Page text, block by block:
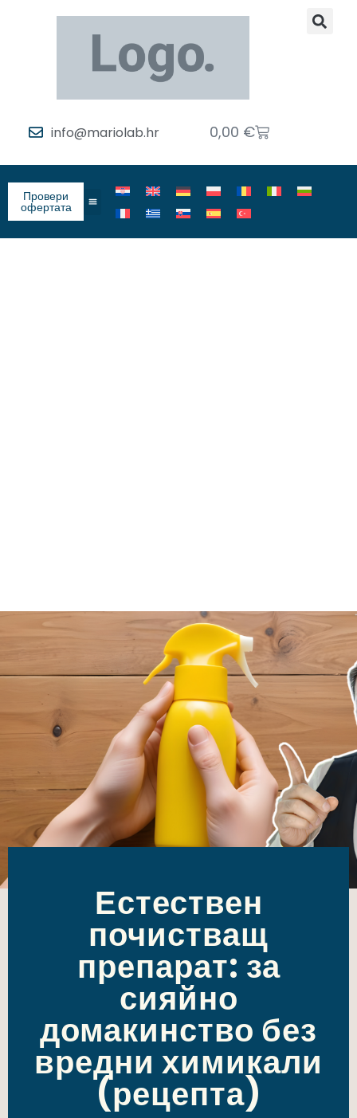
info@mariolab.hr 0,00 €
Провери
офертата
Естествен
почистващ
препарат: за
сияйно
домакинство без
вредни химикали
(рецепта)